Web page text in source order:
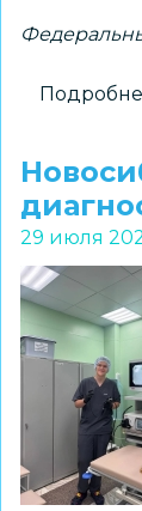
29 июля